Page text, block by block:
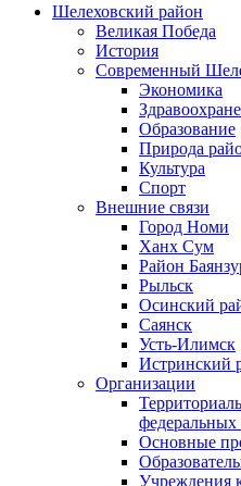
Шелеховский район
Великая Победа
История
Современный
Экономика
Образование
Природа
Культура
Спорт
Внешние связи
Город Номи
Ханх Сум
Район
Рыльск
Осинский
Саянск
Усть-Илимск
Истринский
Организации
федеральных
Основные
Учреждения